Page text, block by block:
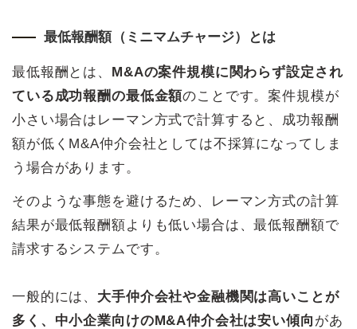
最低報酬額（ミニマムチャージ）とは
最低報酬とは、 M&Aの案件規模に関わらず設定され
ている成功報酬の最低金額のことです。案件規模が
小さい場合はレーマン方式で計算すると、成功報酬
額が低くM&A仲介会社としては不採算になってしま
う場合があります。
そのような事態を避けるため、レーマン方式の計算
結果が最低報酬額よりも低い場合は、最低報酬額で
請求するシステムです。
一般的には、 大手仲介会社や金融機関は高いことが
多く、中小企業向けのM&A仲介会社は安い傾向 があ